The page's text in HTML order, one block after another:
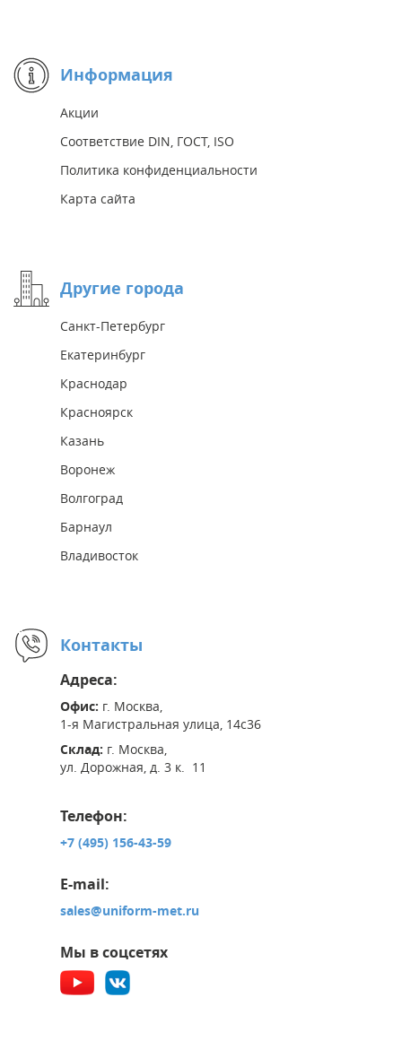
Информация
Акции
Соответствие DIN, ГОСТ, ISO
Политика конфиденциальности
Карта сайта
Другие города
Санкт-Петербург
Екатеринбург
Краснодар
Красноярск
Казань
Воронеж
Волгоград
Барнаул
Владивосток
Контакты
Адреса:
Офис: г. Москва,
1-я Магистральная улица, 14с36
Склад: г. Москва,
ул. Дорожная, д. 3 к. 11
Телефон:
+7 (495) 156-43-59
E-mail:
sales@uniform-met.ru
Мы в соцсетях